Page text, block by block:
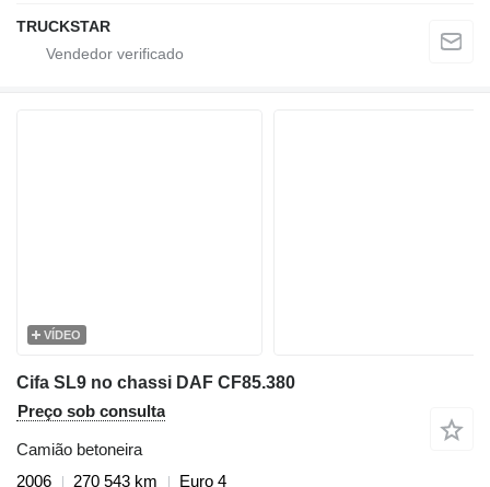
TRUCKSTAR
VÍDEO
Cifa SL9 no chassi DAF CF85.380
Preço sob consulta
Camião betoneira
2006
270 543 km Euro 4